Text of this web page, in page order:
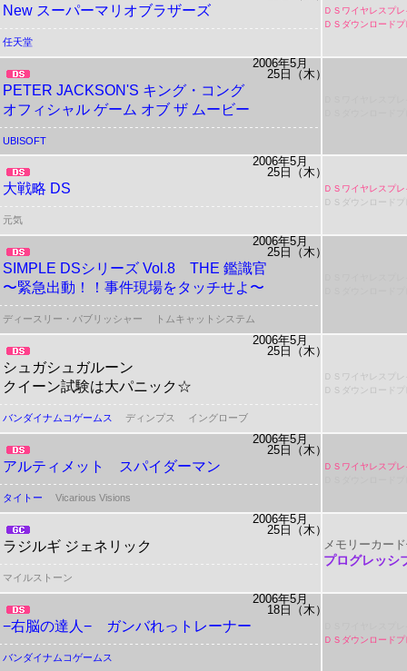
New スーパーマリオブラザーズ
ＤＳワイヤレスプ
ＤＳダウンロード
任天堂
2006年5月
25日（木）
PETER JACKSON'S キング・コング
オフィシャル ゲーム オブ ザ ムービー
UBISOFT
2006年5月
25日（木）
大戦略 DS
ＤＳワイヤレスプ
ＤＳダウンロード
元気
2006年5月
25日（木）
SIMPLE DSシリーズ Vol.8
THE 鑑識官
〜緊急出動！！事件現場をタッチせよ〜
ディースリー・パブリッシャー トムキャットシステム
2006年5月
25日（木）
シュガシュガルーン
クイーン試験は大パニック☆
ＤＳワイヤレスプ
ＤＳダウンロード
バンダイナムコゲームス ディンプス イングローブ
2006年5月
25日（木）
アルティメット スパイダーマン
ＤＳワイヤレスプ
タイトー
Vicarious Visions
2006年5月
25日（木）
ラジルギ ジェネリック メモリーカー
プログレッシ
マイルストーン
2006年5月
18日（木）
−右脳の達人− ガンバれっトレーナー
ＤＳダウンロード
バンダイナムコゲームス